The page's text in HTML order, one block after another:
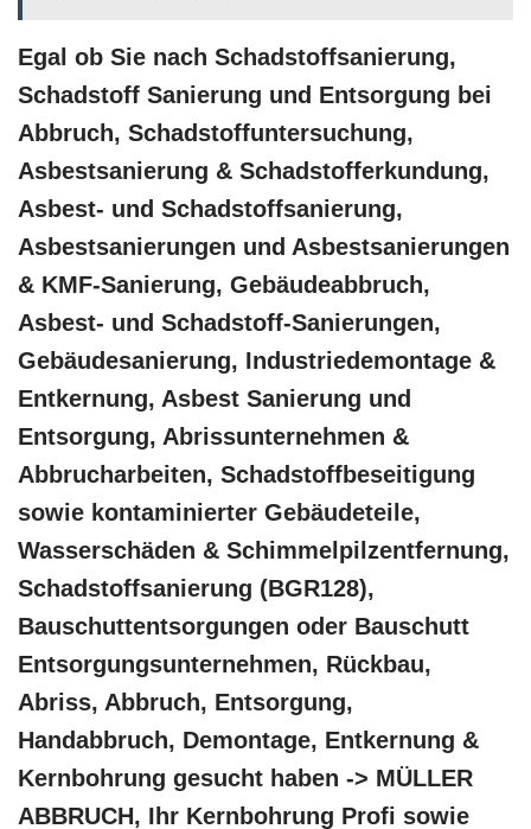
Egal ob Sie nach Schadstoffsanierung,
Schadstoff Sanierung und Entsorgung bei
Abbruch, Schadstoffuntersuchung,
Asbestsanierung & Schadstofferkundung,
Asbest- und Schadstoffsanierung,
Asbestsanierungen und Asbestsanierungen
& KMF-Sanierung, Gebäudeabbruch,
Asbest- und Schadstoff-Sanierungen,
Gebäudesanierung, Industriedemontage &
Entkernung, Asbest Sanierung und
Entsorgung, Abrissunternehmen &
Abbrucharbeiten, Schadstoffbeseitigung
sowie kontaminierter Gebäudeteile,
Wasserschäden & Schimmelpilzentfernung,
Schadstoffsanierung (BGR128),
Bauschuttentsorgungen oder Bauschutt
Entsorgungsunternehmen, Rückbau,
Abriss, Abbruch, Entsorgung,
Handabbruch, Demontage, Entkernung &
Kernbohrung gesucht haben -> MÜLLER
ABBRUCH, Ihr Kernbohrung Profi sowie